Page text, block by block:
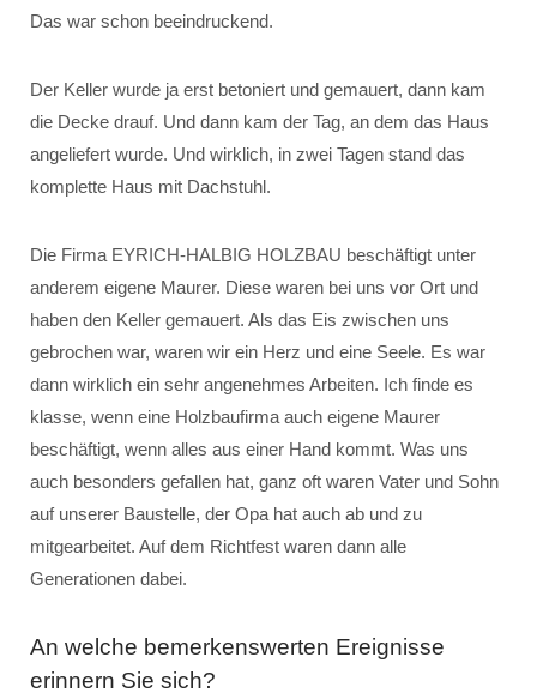
Das war schon beeindruckend.
Der Keller wurde ja erst betoniert und gemauert, dann kam
die Decke drauf. Und dann kam der Tag, an dem das Haus
angeliefert wurde. Und wirklich, in zwei Tagen stand das
komplette Haus mit Dachstuhl.
Die Firma EYRICH-HALBIG HOLZBAU beschäftigt unter
anderem eigene Maurer. Diese waren bei uns vor Ort und
haben den Keller gemauert. Als das Eis zwischen uns
gebrochen war, waren wir ein Herz und eine Seele. Es war
dann wirklich ein sehr angenehmes Arbeiten. Ich finde es
klasse, wenn eine Holzbaufirma auch eigene Maurer
beschäftigt, wenn alles aus einer Hand kommt. Was uns
auch besonders gefallen hat, ganz oft waren Vater und Sohn
auf unserer Baustelle, der Opa hat auch ab und zu
mitgearbeitet. Auf dem Richtfest waren dann alle
Generationen dabei.
An welche bemerkenswerten Ereignisse
erinnern Sie sich?